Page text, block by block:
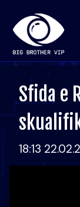
Sfida e
18:13